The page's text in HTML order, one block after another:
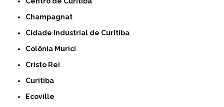
Champagnat
Cidade Industrial de Curitiba
Colônia Murici
Cristo Rei
Curitiba
Ecoville